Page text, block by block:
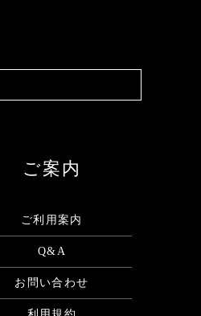
ご案内
ご利用案内
Q&A
お問い合わせ